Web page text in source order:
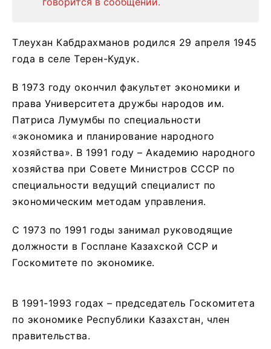
Тлеухан Кабдрахманов родился 29 апреля 1945
года в селе Терен-Кудук.
В 1973 году окончил факультет экономики и
права Университета дружбы народов им.
Патриса Лумумбы по специальности
«экономика и планирование народного
хозяйства». В 1991 году – Академию народного
хозяйства при Совете Министров СССР по
специальности ведущий специалист по
экономическим методам управления.
С 1973 по 1991 годы занимал руководящие
должности в Госплане Казахской ССР и
Госкомитете по экономике.
В 1991-1993 годах – председатель Госкомитета
по экономике Республики Казахстан, член
правительства.